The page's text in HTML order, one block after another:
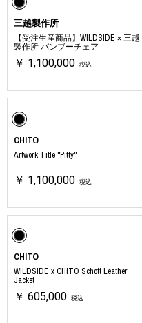
三越製作所
【受注生産商品】WILDSIDE × 三越
製作所 バンブーチェア
￥ 1,100,000 税込
CHITO
Artwork Title "Pitty"
￥ 1,100,000 税込
CHITO
WILDSIDE x CHITO Schott Leather
Jacket
￥ 605,000 税込